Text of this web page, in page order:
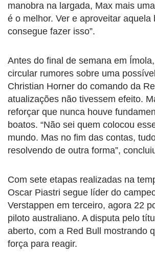
manobra na largada, Max mais
é o melhor. Ver e aproveitar aquela
consegue fazer isso”.
Antes do final de semana em
circular rumores sobre uma
Christian Horner do comando da
atualizações não tivessem efeito.
reforçar que nunca houve
boatos. “Não sei quem colocou
mundo. Mas no fim das contas,
resolvendo de outra forma”,
Com sete etapas realizadas na
Oscar Piastri segue líder do
Verstappen em terceiro, agora 22
piloto australiano. A disputa pelo
aberto, com a Red Bull mostrando
força para reagir.